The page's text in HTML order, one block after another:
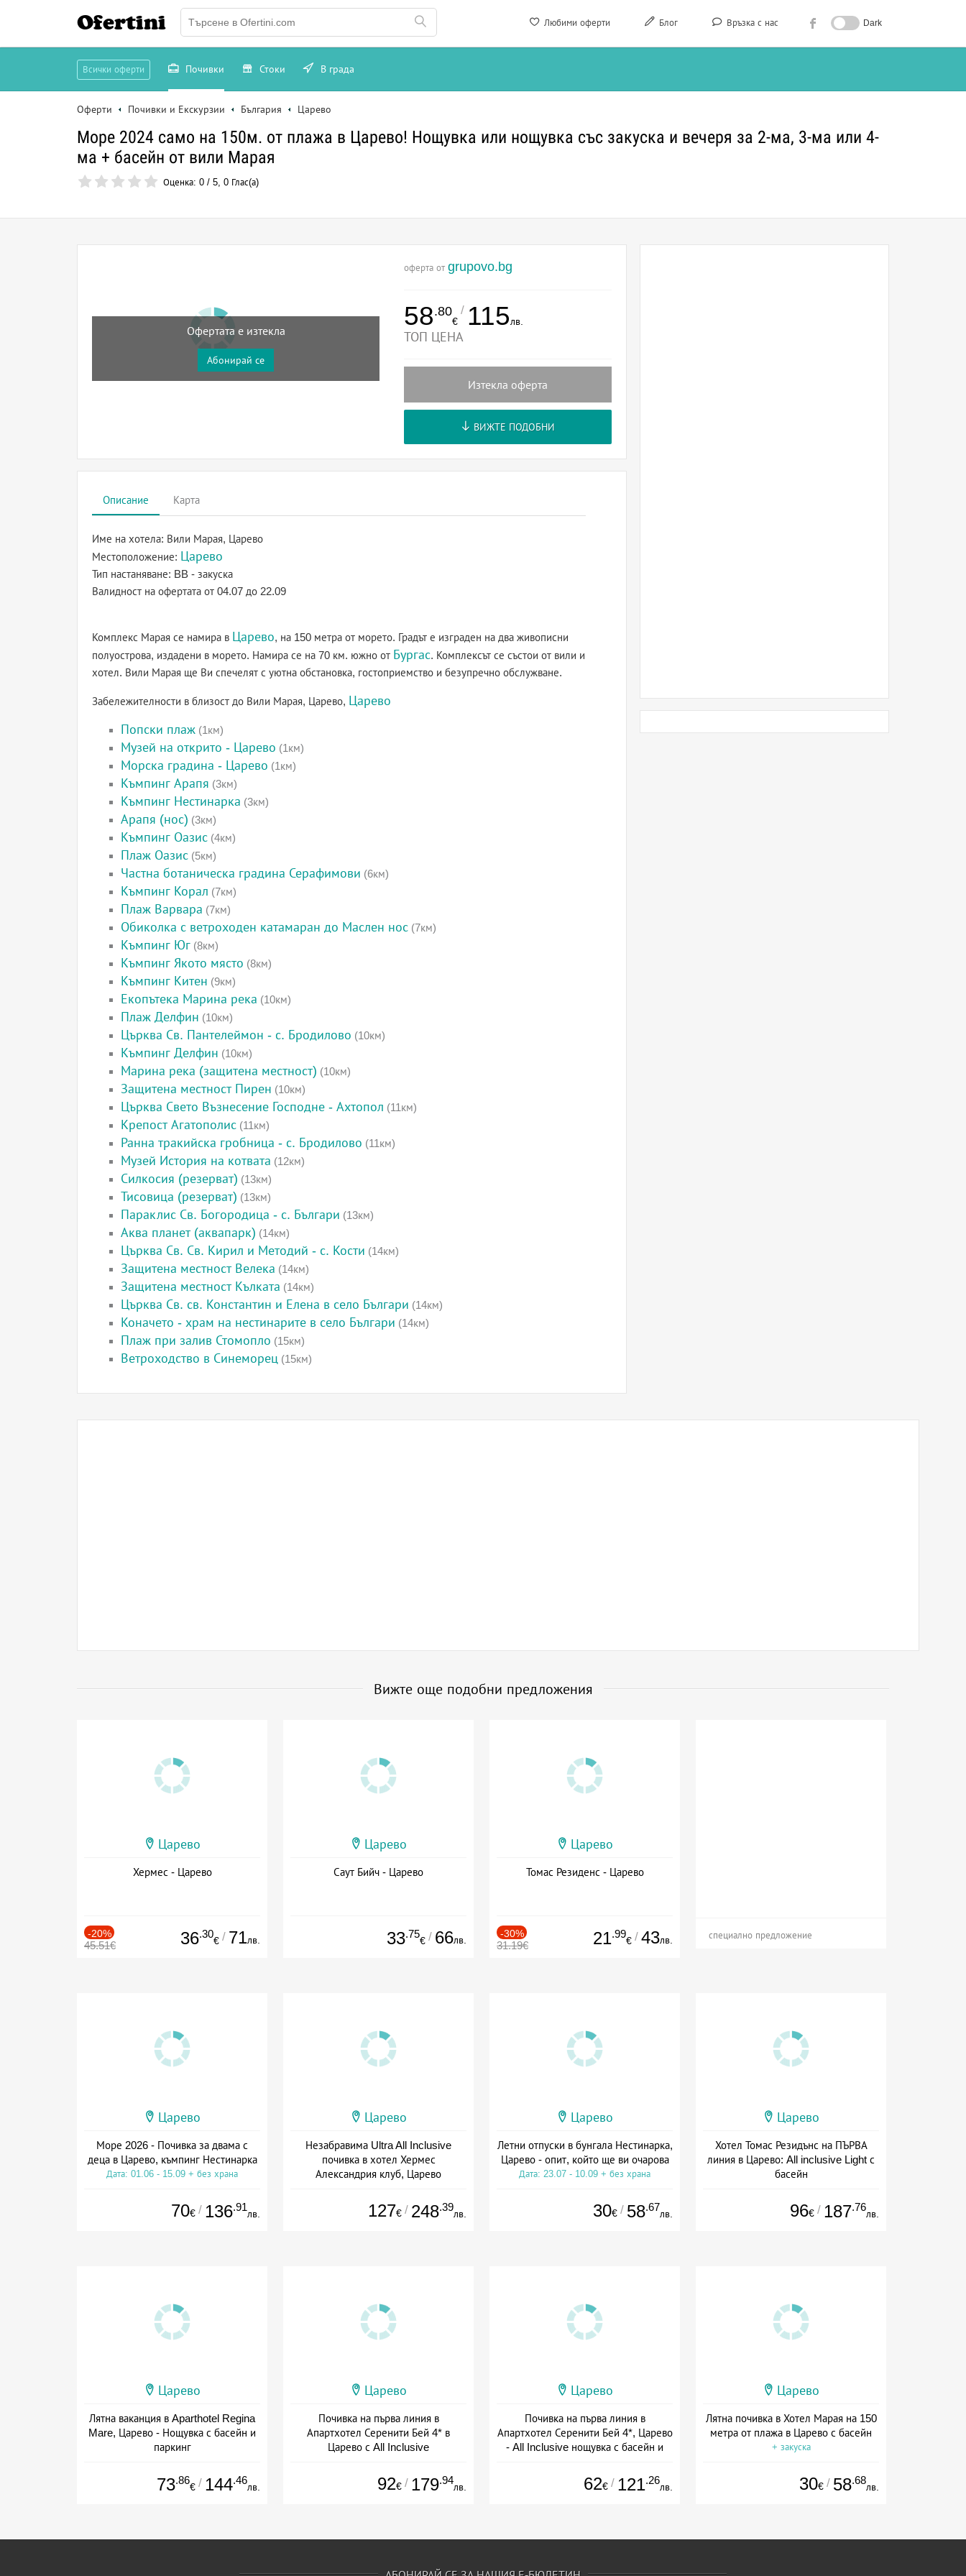
Любими оферти Блог Връзка с нас Dark
Ofertini
Всички оферти Почивки Стоки В града
Оферти Почивки и Екскурзии България Царево
Море 2024 само на 150м. от плажа в Царево! Нощувка или нощувка със закуска и вечеря за 2-ма, 3-ма или 4-
ма + басейн от вили Марая
Оценка: 0 / 5, 0 Глас(а)
Офертата е изтекла
Абонирай се
оферта от grupovo.bg
58.80
€
/ 115лв.
ТОП ЦЕНА
Изтекла оферта
ВИЖТЕ ПОДОБНИ
Описание Карта
Име на хотела: Вили Марая, Царево
Местоположение: Царево
Тип настаняване: BB - закуска
Валидност на офертата от 04.07 до 22.09
Комплекс Марая се намира в Царево, на 150 метра от морето. Градът е изграден на два живописни
полуострова, издадени в морето. Намира се на 70 км. южно от Бургас. Комплексът се състои от вили и
хотел. Вили Марая ще Ви спечелят с уютна обстановка, гостоприемство и безупречно обслужване.
Забележителности в близост до Вили Марая, Царево, Царево
Попски плаж (1км)
Музей на открито - Царево (1км)
Морска градина - Царево (1км)
Къмпинг Арапя (3км)
Къмпинг Нестинарка (3км)
Арапя (нос) (3км)
Къмпинг Оазис (4км)
Плаж Оазис (5км)
Частна ботаническа градина Серафимови (6км)
Къмпинг Корал (7км)
Плаж Варвара (7км)
Обиколка с ветроходен катамаран до Маслен нос (7км)
Къмпинг Юг (8км)
Къмпинг Якото място (8км)
Къмпинг Китен (9км)
Екопътека Марина река (10км)
Плаж Делфин (10км)
Църква Св. Пантелеймон - с. Бродилово (10км)
Къмпинг Делфин (10км)
Марина река (защитена местност) (10км)
Защитена местност Пирен (10км)
Църква Свето Възнесение Господне - Ахтопол (11км)
Крепост Агатополис (11км)
Ранна тракийска гробница - с. Бродилово (11км)
Музей История на котвата (12км)
Силкосия (резерват) (13км)
Тисовица (резерват) (13км)
Параклис Св. Богородица - с. Българи (13км)
Аква планет (аквапарк) (14км)
Църква Св. Св. Кирил и Методий - с. Кости (14км)
Защитена местност Велека (14км)
Защитена местност Кълката (14км)
Църква Св. св. Константин и Елена в село Българи (14км)
Коначето - храм на нестинарите в село Българи (14км)
Плаж при залив Стомопло (15км)
Ветроходство в Синеморец (15км)
Вижте още подобни предложения
Царево
Хермес - Царево
-20%
45.51€ 36.30
€ / 71лв.
Царево
Саут Бийч - Царево
33.75
€ / 66лв.
Царево
Томас Резиденс - Царево
-30%
31.19€ 21.99
€ / 43лв. специално предложение
Царево
Море 2026 - Почивка за двама с
деца в Царево, къмпинг Нестинарка
Дата: 01.06 - 15.09 + без храна
70€ / 136.91
лв.
Царево
Незабравима Ultra All Inclusive
почивка в хотел Хермес
Александрия клуб, Царево
127€ / 248.39
лв.
Царево
Летни отпуски в бунгала Нестинарка,
Царево - опит, който ще ви очарова
Дата: 23.07 - 10.09 + без храна
30€ / 58.67
лв.
Царево
Хотел Томас Резидънс на ПЪРВА
линия в Царево: All inclusive Light с
басейн
96€ / 187.76
лв.
Царево
Лятна ваканция в Aparthotel Regina
Mare, Царево - Нощувка с басейн и
паркинг
73.86
€ / 144.46
лв.
Царево
Почивка на първа линия в
Апартхотел Серенити Бей 4* в
Царево с All Inclusive
92€ / 179.94
лв.
Царево
Почивка на първа линия в
Апартхотел Серенити Бей 4*, Царево
- All Inclusive нощувка с басейн и
+ all inclusive
62€ / 121.26
лв.
Царево
Лятна почивка в Хотел Марая на 150
метра от плажа в Царево с басейн
+ закуска
30€ / 58.68
лв.